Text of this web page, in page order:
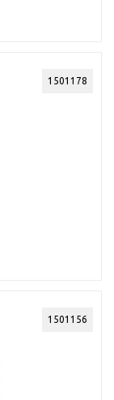
1501178
1501156